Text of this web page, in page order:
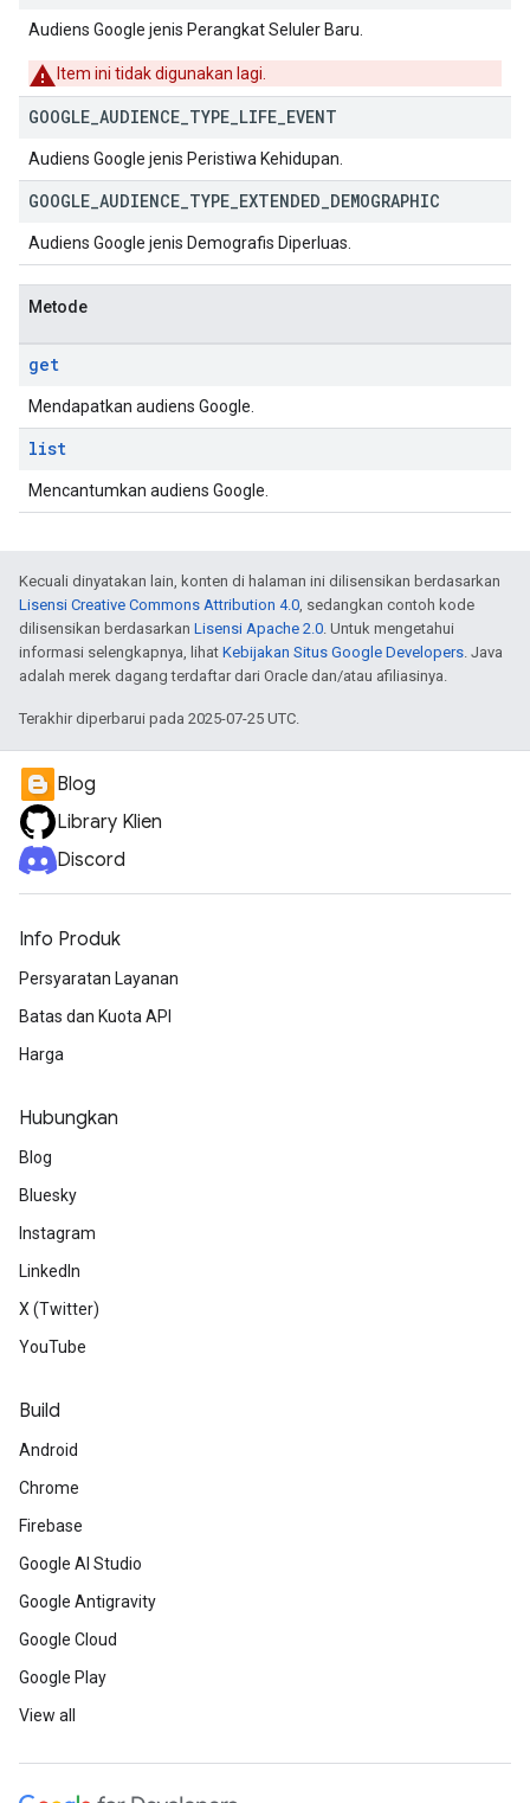
Audiens Google jenis Perangkat Seluler Baru.
Item ini tidak digunakan lagi.
GOOGLE AUDIENCE TYPE LIFE EVENT
Audiens Google jenis Peristiwa Kehidupan.
GOOGLE AUDIENCE TYPE EXTENDED DEMOGRAPHIC
Audiens Google jenis Demografis Diperluas.
Metode
get
Mendapatkan audiens Google.
list
Mencantumkan audiens Google.
Kecuali dinyatakan lain, konten di halaman ini dilisensikan berdasarkan
Lisensi Creative Commons Attribution 4.0, sedangkan contoh kode
dilisensikan berdasarkan Lisensi Apache 2.0. Untuk mengetahui
informasi selengkapnya, lihat Kebijakan Situs Google Developers. Java
adalah merek dagang terdaftar dari Oracle dan/atau afiliasinya.
Terakhir diperbarui pada 2025-07-25 UTC.
Blog
Library Klien
Discord
Info Produk
Persyaratan Layanan
Batas dan Kuota API
Harga
Hubungkan
Blog
Bluesky
Instagram
LinkedIn
X (Twitter)
YouTube
Build
Android
Chrome
Firebase
Google AI Studio
Google Antigravity
Google Cloud
Google Play
View all